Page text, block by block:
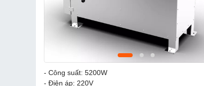
- Công suất: 5200W
- Điện áp: 220V